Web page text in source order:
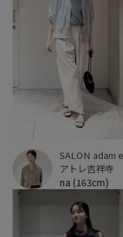
アトレ吉祥寺
na (163cm)